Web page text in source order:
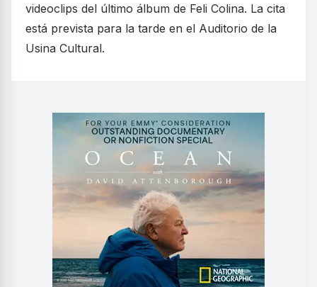
videoclips del último álbum de Feli Colina. La cita
está prevista para la tarde en el Auditorio de la
Usina Cultural.